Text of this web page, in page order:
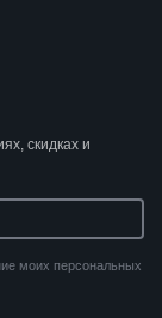
скидках и
моих персональных